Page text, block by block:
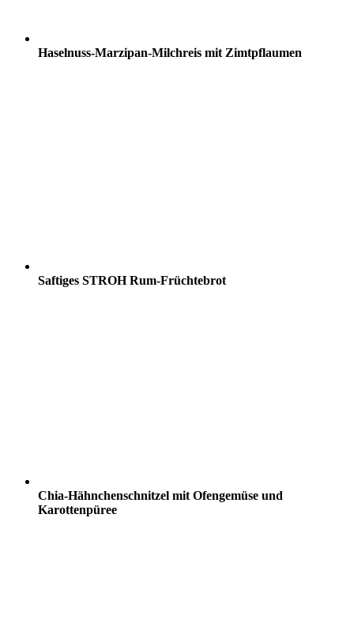
Haselnuss-Marzipan-Milchreis mit Zimtpflaumen
Saftiges STROH Rum-Früchtebrot
Chia-Hähnchenschnitzel mit Ofengemüse und
Karottenpüree